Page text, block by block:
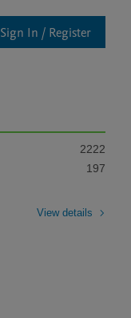
Sign In / Register
2222
197
View details